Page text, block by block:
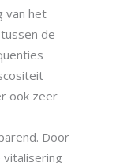
van het
de
ook zeer
Door